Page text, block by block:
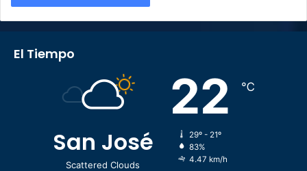
El Tiempo
San José
Scattered Clouds
22 ℃
29º - 21º
83%
4.47 km/h